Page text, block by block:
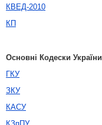
КВЕД-2010
КП
Основні Кодески України
ГКУ
ЗКУ
КАСУ